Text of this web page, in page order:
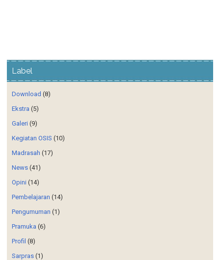
Label
Download (8)
Ekstra (5)
Galeri (9)
Kegiatan OSIS (10)
Madrasah (17)
News (41)
Opini (14)
Pembelajaran (14)
Pengumuman (1)
Pramuka (6)
Profil (8)
Sarpras (1)